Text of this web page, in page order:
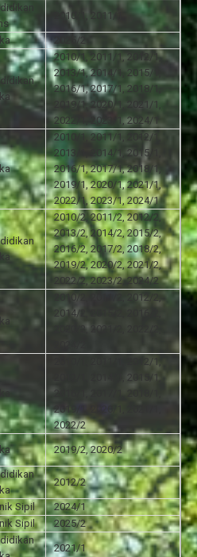
2010/1, 2011/1
2025/2
2010/1, 2011/1, 2012/1,
2013/1, 2014/1, 2015/1,
2016/1, 2017/1, 2018/1,
2019/1, 2020/1, 2021/1,
2022/1, 2023/1, 2024/1
2010/1, 2011/1, 2012/1,
2013/1, 2014/1, 2015/1,
2016/1, 2017/1, 2018/1,
2019/1, 2020/1, 2021/1,
2022/1, 2023/1, 2024/1
2010/2, 2011/2, 2012/2,
2013/2, 2014/2, 2015/2,
2016/2, 2017/2, 2018/2,
2019/2, 2020/2, 2021/2,
2022/2, 2023/2, 2024/2
2010/2, 2011/2, 2012/2,
2014/2, 2015/2, 2016/2,
2020/2, 2021/2, 2022/2,
2010/1, 2011/1, 2012/1,
2013/1, 2014/1, 2015/1,
2016/1, 2017/1, 2018/1,
2019/1, 2020/1, 2021/1,
2022/2
2019/2, 2020/2
2012/2
Sipil
2024/1
Sipil
2025/2
2021/1